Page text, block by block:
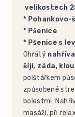
velikostech
* Pohankovo-
* Pšenice
* Pšenice s
Ohřátý
šíji, záda,
polštářkem
způsobené
bolestmi.
masáží, při